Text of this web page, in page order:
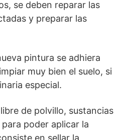
se deben reparar las
y preparar las
pintura se adhiera
muy bien el suelo, si
especial.
de polvillo, sustancias
poder aplicar la
en sellar la